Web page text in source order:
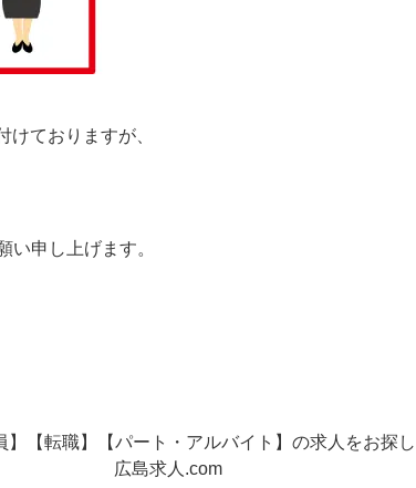
けておりますが、
い申し上げます。
】【転職】【パート・アルバイト】の求人をお探
広島求人.com